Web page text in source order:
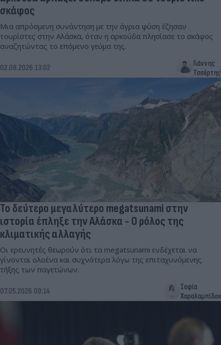
σκάφος
Μια απρόσμενη συνάντηση με την άγρια φύση έζησαν
τουρίστες στην Αλάσκα, όταν η αρκούδα πλησίασε το σκάφος
αναζητώντας το επόμενο γεύμα της.
02.08.2026 13:02
Γιάννης
Τσούρτης
Το δεύτερο μεγαλύτερο megatsunami στην
ιστορία έπληξε την Αλάσκα - Ο ρόλος της
κλιματικής αλλαγής
Οι ερευνητές θεωρούν ότι τα megatsunami ενδέχεται να
γίνονται ολοένα και συχνότερα λόγω της επιταχυνόμενης
τήξης των παγετώνων.
07.05.2026 09:14
Σοφία
Χαραλαμπίδου